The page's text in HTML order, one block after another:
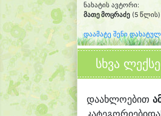
ნახატის ავტორი:
მათე მოცრაძე (5 წლის)
დაამატე შენი
სხვა
დაახლოებით